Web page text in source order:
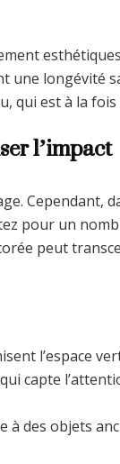
longévité
qui est à la
l’impact
Cependant,
pour un
peut
l’espace
capte
à des objets